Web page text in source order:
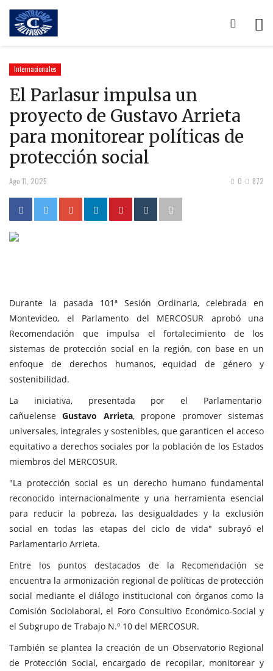
Internacionales
El Parlasur impulsa un
proyecto de Gustavo Arrieta
para monitorear políticas de
protección social
Ago 11, 2025 872
0
Durante la pasada 101ª Sesión Ordinaria, celebrada en
Montevideo, el Parlamento del MERCOSUR aprobó una
Recomendación que impulsa el fortalecimiento de los
sistemas de protección social en la región, con base en un
enfoque de derechos humanos, equidad de género y
sostenibilidad.
La iniciativa, presentada por el Parlamentario
cañuelenseGustavo Arrieta, propone promover sistemas
universales, integrales y sostenibles, que garanticen el acceso
equitativo a derechos sociales por la población de los Estados
miembros del MERCOSUR.
"La protección social es un derecho humano fundamental
reconocido internacionalmente y una herramienta esencial
para reducir la pobreza, las desigualdades y la exclusión
social en todas las etapas del ciclo de vida" subrayó el
Parlamentario Arrieta.
Entre los puntos destacados de la Recomendación se
encuentra la armonización regional de políticas de protección
social mediante el diálogo institucional con órganos como la
Comisión Sociolaboral, el Foro Consultivo Económico-Social y
el Subgrupo de Trabajo N.º 10 del MERCOSUR.
También se plantea la creación de un Observatorio Regional
de Protección Social, encargado de recopilar, monitorear y